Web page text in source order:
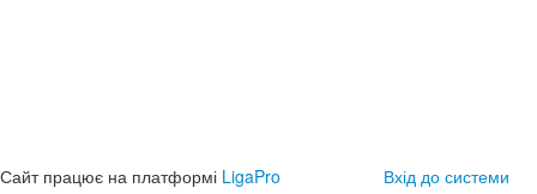
Сайт працює на платформі LigaPro Вхід до системи